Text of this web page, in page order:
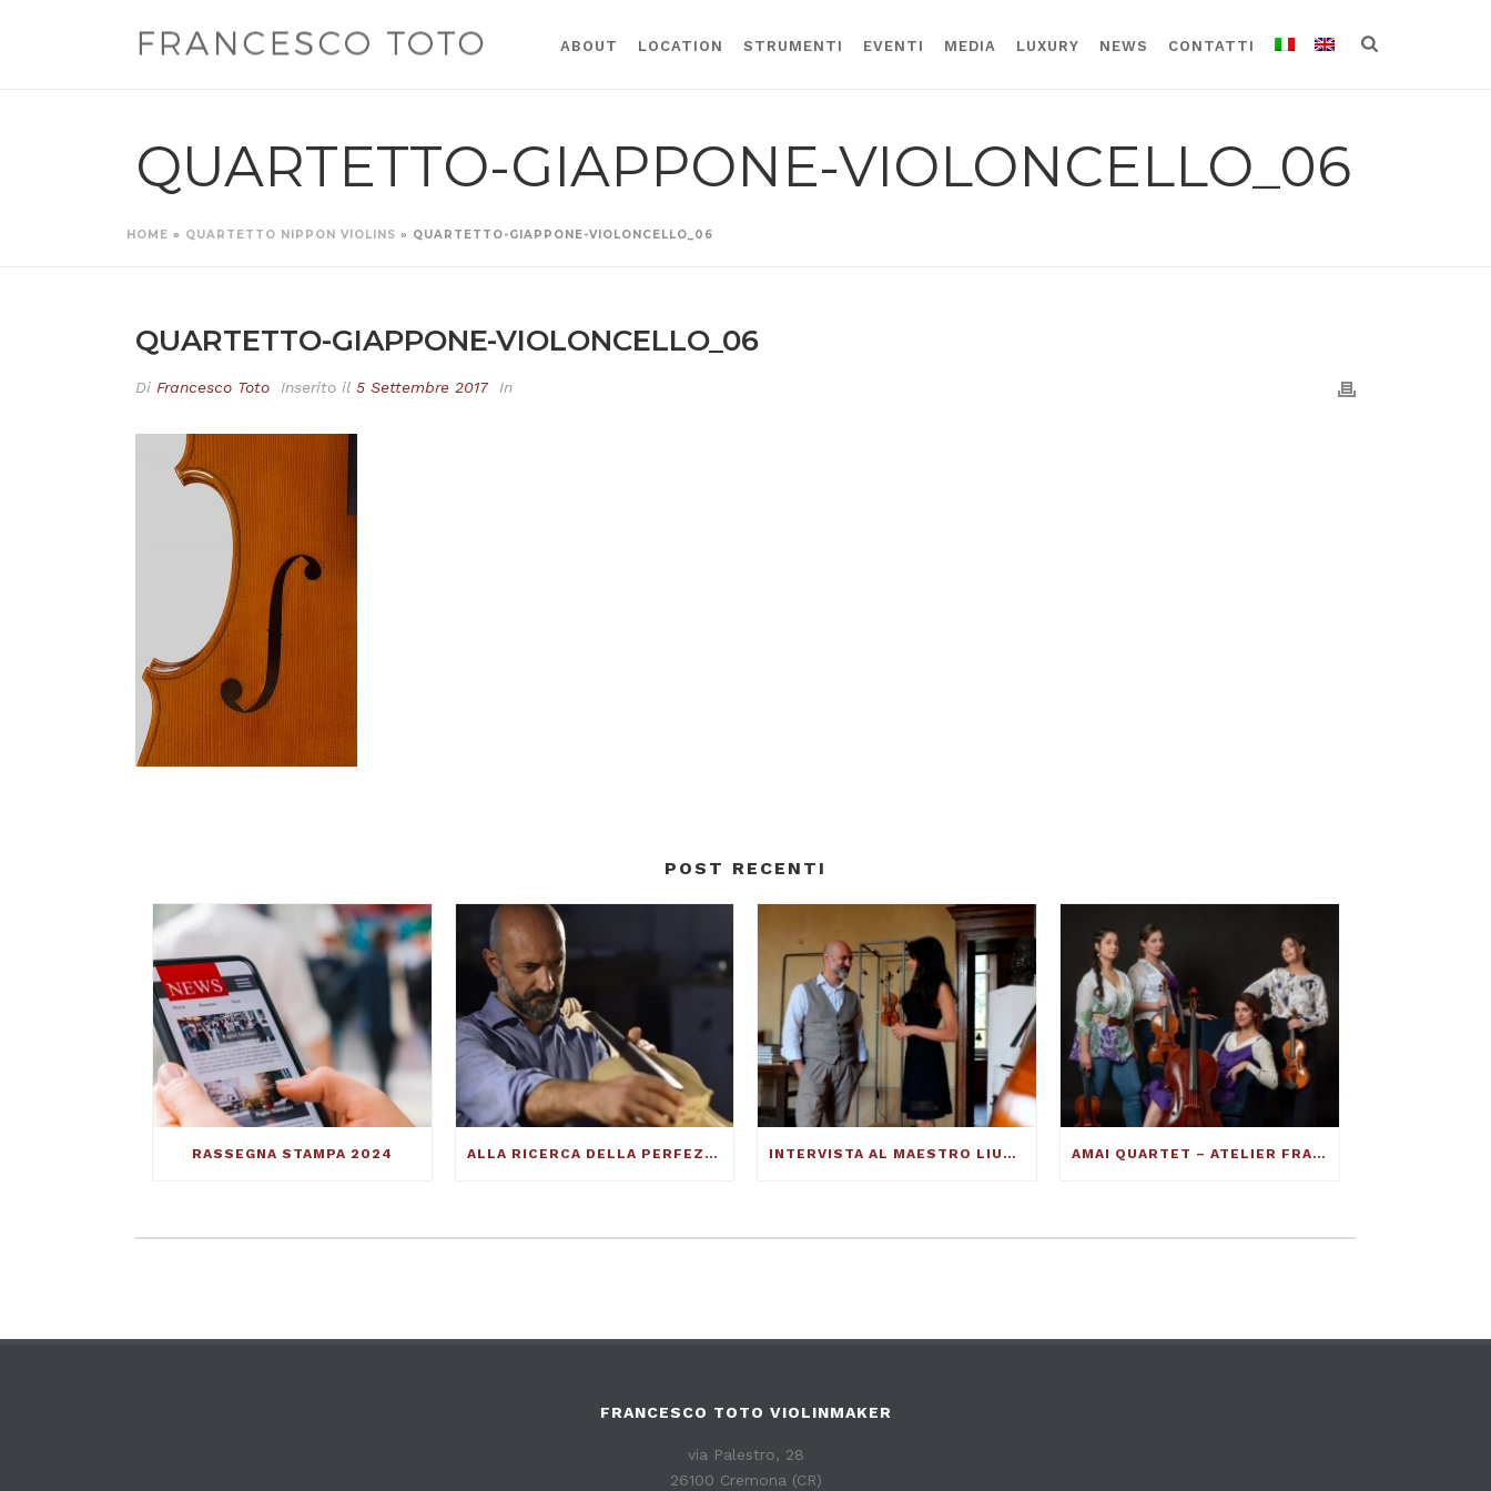
ABOUT LOCATION STRUMENTI EVENTI MEDIA LUXURY NEWS CONTATTI
QUARTETTO-GIAPPONE-VIOLONCELLO_06
HOME » QUARTETTO NIPPON VIOLINS » QUARTETTO-GIAPPONE-VIOLONCELLO_06
QUARTETTO-GIAPPONE-VIOLONCELLO_06
Di Francesco Toto Inserito il 5 Settembre 2017 In
POST RECENTI
RASSEGNA STAMPA 2024 ALLA RICERCA DELLA PERFEZIONE DEL SUONO – FRANCESCO TOTO VIOLINMAKER – ARTICOLO SU THE DUCKER MAGAZINE INTERVISTA AL MAESTRO LIUTAIO FRANCESCO TOTO: ECCO COME SI COSTRUISCE UN VIOLINO ECCELLENTE AMAI QUARTET – ATELIER FRANCESCO TOTO
FRANCESCO TOTO VIOLINMAKER
via Palestro, 28
26100 Cremona (CR)